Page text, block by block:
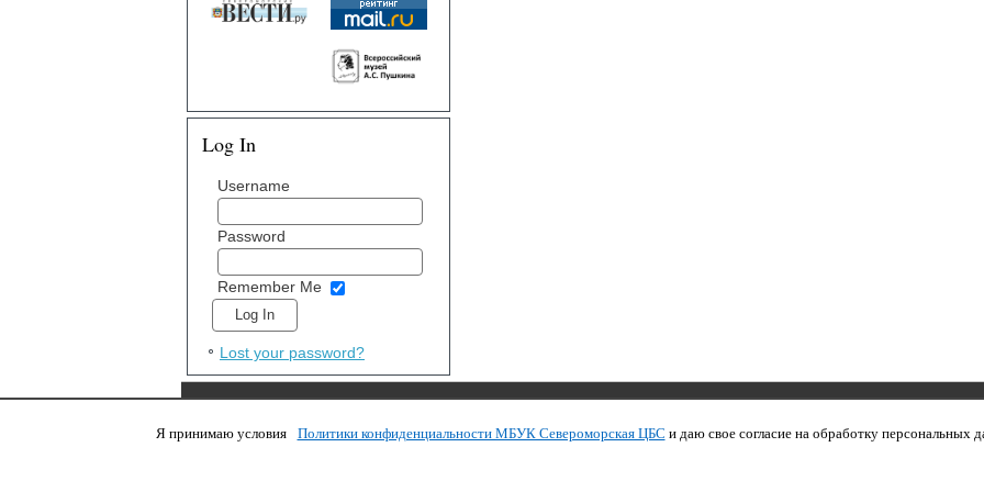
Log In
Username
Password
Remember Me
Lost your password?
Copyright © 2011 МБУК СЦБС
Я принимаю условия
Политики конфиденциальности МБУК Североморская ЦБС и даю свое согласие на обработку персональных